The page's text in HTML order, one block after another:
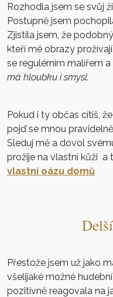
Rozhodla jsem se svůj
Postupně jsem
Zjistila jsem, že
kteří mé obrazy
se regulérním malířem
má hloubku i smysl.
Pokud i ty občas cítíš,
pojď se mnou
Sleduj mě a dovol
prožije na vlastní kůži a
vlastní oázu domů
Přestože jsem už jako
všelijaké možné
pozitivně reagovala na